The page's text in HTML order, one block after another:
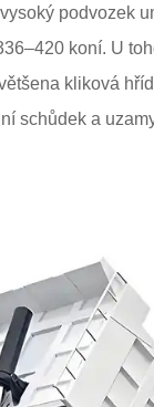
podvozek
koní. U
kliková
schůdek a